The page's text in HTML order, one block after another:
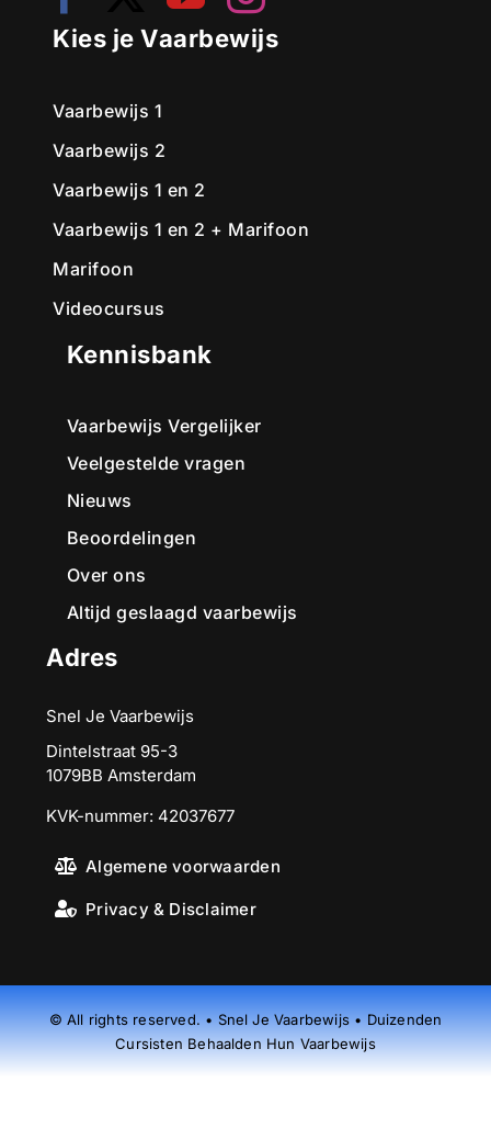
Kies je Vaarbewijs
Vaarbewijs 1
Vaarbewijs 2
Vaarbewijs 1 en 2
Vaarbewijs 1 en 2 + Marifoon
Marifoon
Videocursus
Kennisbank
Vaarbewijs Vergelijker
Veelgestelde vragen
Nieuws
Beoordelingen
Over ons
Altijd geslaagd vaarbewijs
Adres
Snel Je Vaarbewijs
Dintelstraat 95-3
1079BB Amsterdam
KVK-nummer: 42037677
Algemene voorwaarden
Privacy & Disclaimer
© All rights reserved. • Snel Je Vaarbewijs • Duizenden
Cursisten Behaalden Hun Vaarbewijs